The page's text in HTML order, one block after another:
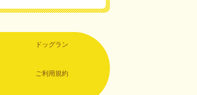
ドッグラン
ご利用規約